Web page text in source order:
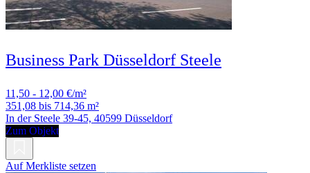
Business Park Düsseldorf Steele
11,50 - 12,00 €/m²
351,08 bis 714,36 m²
In der Steele 39-45, 40599 Düsseldorf
Zum Objekt
Auf Merkliste setzen